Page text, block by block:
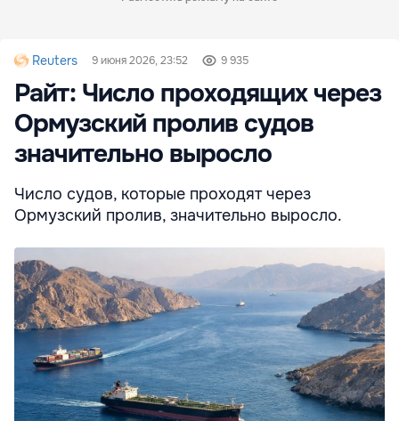
Reuters 9 июня 2026, 23:52 9 935
Райт: Число проходящих через
Ормузский пролив судов
значительно выросло
Число судов, которые проходят через
Ормузский пролив, значительно выросло.